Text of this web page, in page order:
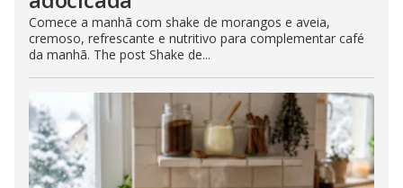
Comece a manhã com shake de morangos e aveia,
cremoso, refrescante e nutritivo para complementar café
da manhã. The post Shake de...